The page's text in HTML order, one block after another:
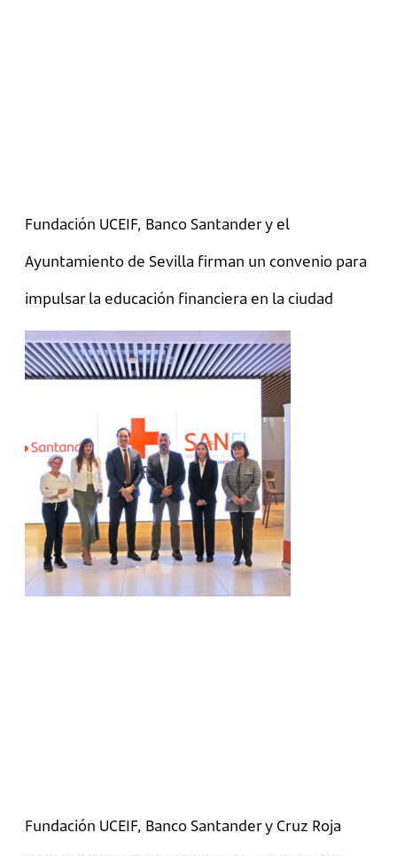
Fundación UCEIF, Banco Santander y el
Ayuntamiento de Sevilla firman un convenio para
impulsar la educación financiera en la ciudad
Fundación UCEIF, Banco Santander y Cruz Roja